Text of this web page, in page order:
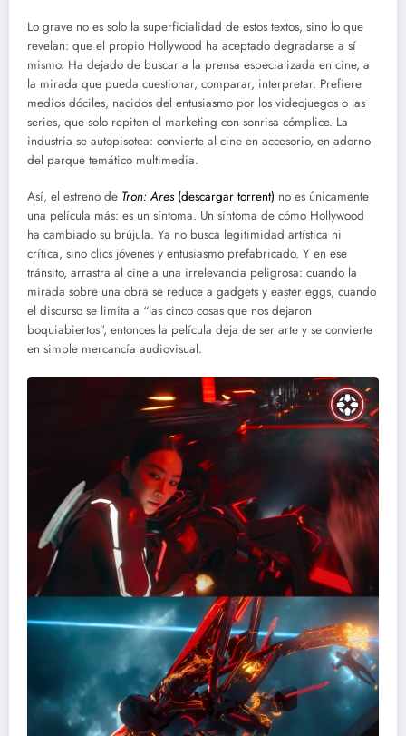
Lo grave no es solo la superficialidad de estos textos, sino lo que
revelan: que el propio Hollywood ha aceptado degradarse a sí
mismo. Ha dejado de buscar a la prensa especializada en cine, a
la mirada que pueda cuestionar, comparar, interpretar. Prefiere
medios dóciles, nacidos del entusiasmo por los videojuegos o las
series, que solo repiten el marketing con sonrisa cómplice. La
industria se autopisotea: convierte al cine en accesorio, en adorno
del parque temático multimedia.
Así, el estreno de Tron: Ares(descargar torrent) no es únicamente
una película más: es un síntoma. Un síntoma de cómo Hollywood
ha cambiado su brújula. Ya no busca legitimidad artística ni
crítica, sino clics jóvenes y entusiasmo prefabricado. Y en ese
tránsito, arrastra al cine a una irrelevancia peligrosa: cuando la
mirada sobre una obra se reduce a gadgets y easter eggs, cuando
el discurso se limita a “las cinco cosas que nos dejaron
boquiabiertos”, entonces la película deja de ser arte y se convierte
en simple mercancía audiovisual.